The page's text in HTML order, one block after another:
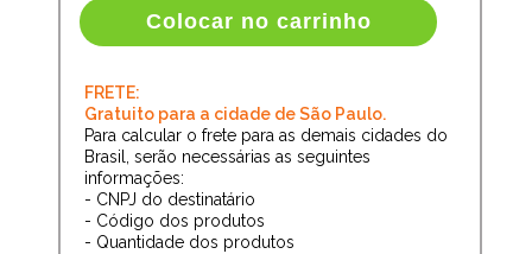
Colocar no carrinho
FRETE:
Gratuito para a cidade de São Paulo.
Para calcular o frete para as demais cidades do
Brasil, serão necessárias as seguintes
informações:
- CNPJ do destinatário
- Código dos produtos
- Quantidade dos produtos